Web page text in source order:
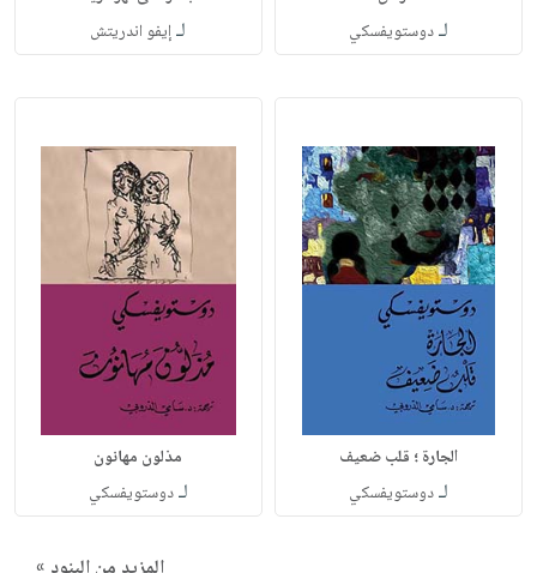
لـدوستويفسكي لـإيفو اندريتش
الجارة ؛ قلب ضعيف
لـدوستويفسكي
مذلون مهانون
لـدوستويفسكي